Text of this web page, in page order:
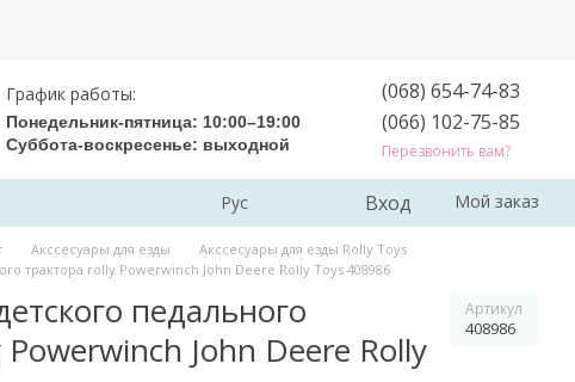
График работы:
Понедельник-пятница: 10:00–19:00
Суббота-воскресенье: выходной
(068) 654-74-83
(066) 102-75-85
Перезвонить вам?
Рус Вход Мой заказ
Акссесуары для езды
Акссесуары для езды Rolly Toys
трактора rolly Powerwinch John Deere Rolly Toys 408986
педального
John Deere Rolly
Артикул
408986